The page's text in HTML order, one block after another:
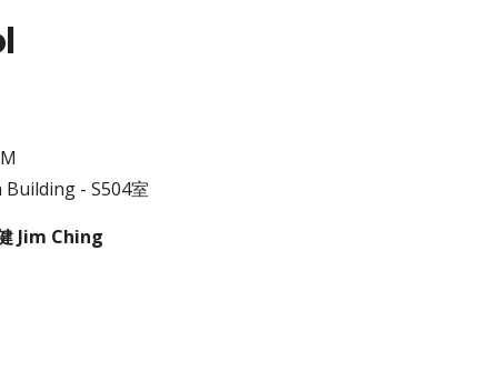
- S504室
Jim Ching